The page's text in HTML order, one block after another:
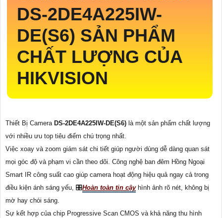
DS-2DE4A225IW-
DE(S6) SẢN PHẨM
CHẤT LƯỢNG CỦA
HIKVISION
Thiết Bị Camera DS-2DE4A225IW-DE(S6) là một sản phẩm chất lượng
với nhiều ưu top tiêu điểm chú trọng nhất.
Việc xoay và zoom giám sát chi tiết giúp người dùng dễ dàng quan sát
mọi góc độ và phạm vi cần theo dõi. Công nghệ ban đêm Hồng Ngoại
Smart IR công suất cao giúp camera hoạt động hiệu quả ngay cả trong
điều kiện ánh sáng yếu, 🎛Hoàn toàn tin cậyhình ảnh rõ nét, không bị
mờ hay chói sáng.
Sự kết hợp của chip Progressive Scan CMOS và khả năng thu hình